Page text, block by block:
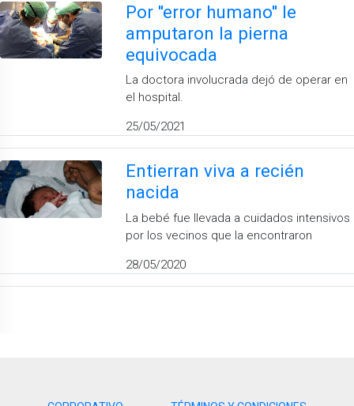
Por ''error humano'' le
amputaron la pierna
equivocada
La doctora involucrada dejó de operar en
el hospital.
25/05/2021
Entierran viva a recién
nacida
La bebé fue llevada a cuidados intensivos
por los vecinos que la encontraron
28/05/2020